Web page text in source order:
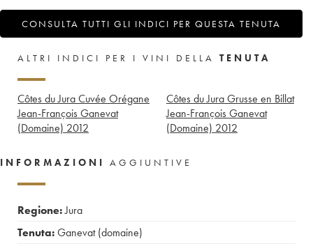
CONSULTA TUTTI GLI INDICI PER QUESTA TENUTA
ALTRI INDICI PER I VINI DELLA TENUTA
Côtes du Jura Cuvée Orégane
Jean-François Ganevat
(Domaine) 2012
Côtes du Jura Grusse en Billat
Jean-François Ganevat
(Domaine) 2012
INFORMAZIONI AGGIUNTIVE
Regione:Jura
Tenuta:Ganevat (domaine)